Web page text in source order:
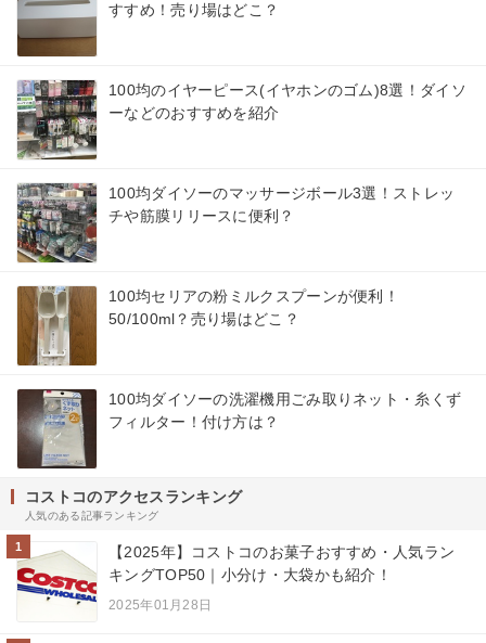
すすめ！売り場はどこ？
100均のイヤーピース(イヤホンのゴム)8選！ダイソ
ーなどのおすすめを紹介
100均ダイソーのマッサージボール3選！ストレッ
チや筋膜リリースに便利？
100均セリアの粉ミルクスプーンが便利！
50/100ml？売り場はどこ？
100均ダイソーの洗濯機用ごみ取りネット・糸くず
フィルター！付け方は？
コストコのアクセスランキング
人気のある記事ランキング
1
【2025年】コストコのお菓子おすすめ・人気ラン
キングTOP50｜小分け・大袋かも紹介！
2025年01月28日